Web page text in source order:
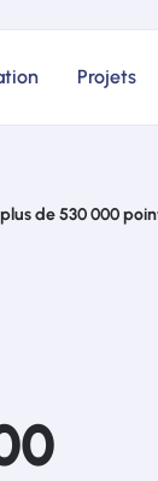
Projets
de 530 000